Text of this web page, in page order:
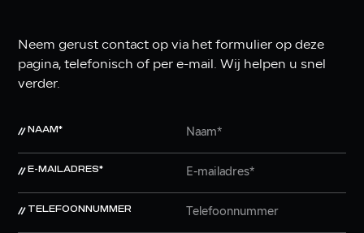
Neem gerust contact op via het formulier op deze
pagina, telefonisch of per e-mail. Wij helpen u snel
verder.
NAAM*
E-MAILADRES*
TELEFOONNUMMER